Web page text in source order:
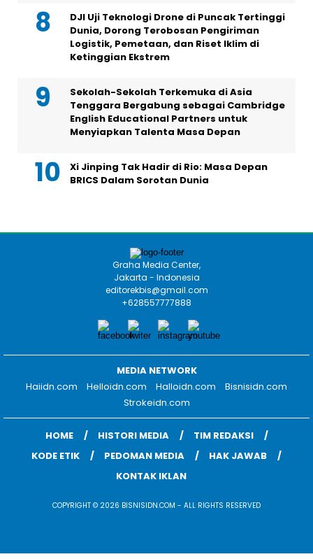
DJI Uji Teknologi Drone di Puncak Tertinggi
Dunia, Dorong Terobosan Pengiriman
Logistik, Pemetaan, dan Riset Iklim di
Ketinggian Ekstrem
Sekolah-Sekolah Terkemuka di Asia
Tenggara Bergabung sebagai Cambridge
English Educational Partners untuk
Menyiapkan Talenta Masa Depan
Xi Jinping Tak Hadir di Rio: Masa Depan
BRICS Dalam Sorotan Dunia
Graha Media Center,
Jakarta - Indonesia
editorekbis@gmail.com
+628557777888
MEDIA NETWORK
Haiidn.com
Helloidn.com Halloidn.com
Bisnisidn.com
Strokeidn.com
HOME HISTORI MEDIA
TIM REDAKSI
KODE ETIK
PEDOMAN MEDIA
HAK JAWAB
KONTAK IKLAN
COPYRIGHT © 2026 BISNISIDN.COM - ALL RIGHTS RESERVED